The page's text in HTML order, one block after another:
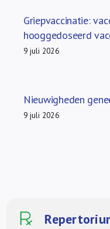
Griepvaccinatie:
hooggedoseerd
9 juli 2026
Nieuwigheden
9 juli 2026